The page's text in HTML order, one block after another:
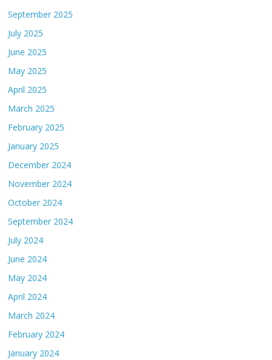
September 2025
July 2025
June 2025
May 2025
April 2025
March 2025
February 2025
January 2025
December 2024
November 2024
October 2024
September 2024
July 2024
June 2024
May 2024
April 2024
March 2024
February 2024
January 2024